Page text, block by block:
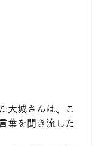
大城さんは、こ
葉を聞き流した